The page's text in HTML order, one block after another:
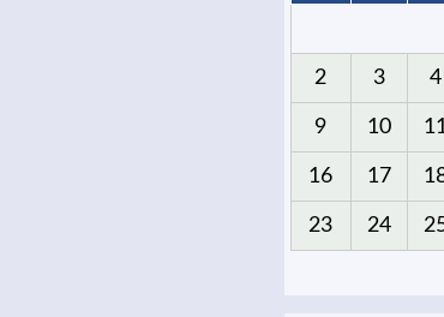
2 3 4
9 10
16 17
23 24